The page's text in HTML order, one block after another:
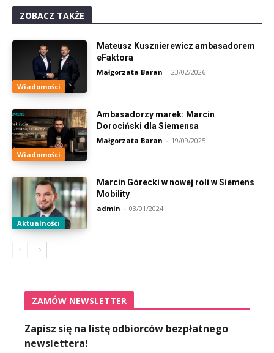
ZOBACZ TAKŻE
Wiadomości
Mateusz Kusznierewicz ambasadorem
eFaktora
Małgorzata Baran - 23/02/2026
Wiadomości
Ambasadorzy marek: Marcin
Dorociński dla Siemensa
Małgorzata Baran - 19/09/2025
Aktualności
Marcin Górecki w nowej roli w Siemens
Mobility
admin - 03/01/2024
ZAMÓW NEWSLETTER
Zapisz się na listę odbiorców bezpłatnego
newslettera!